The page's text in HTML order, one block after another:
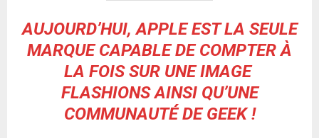
AUJOURD’HUI, APPLE EST LA SEULE
MARQUE CAPABLE DE COMPTER À
LA FOIS SUR UNE IMAGE
FLASHIONS AINSI QU’UNE
COMMUNAUTÉ DE GEEK !